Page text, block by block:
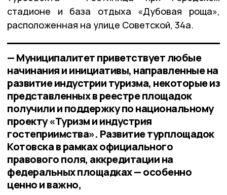
стадионе и база отдыха «Дубовая роща»,
расположенная на улице Советской, 34а.
— Муниципалитет приветствует любые
начинания и инициативы, направленные на
развитие индустрии туризма, некоторые из
представленных в реестре площадок
получили и поддержку по национальному
проекту «Туризм и индустрия
гостеприимства». Развитие турплощадок
Котовска в рамках официального
правового поля, аккредитации на
федеральных площадках — особенно
ценно и важно,